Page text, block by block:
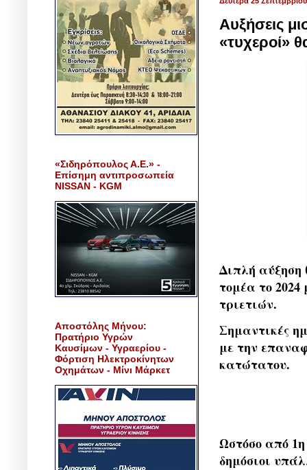
Αυξήσεις
«τυχεροί»
Διπλή αύξηση
τομέα το
τριετιών.
Σημαντικές
με την
κατώτατου.
Ωστόσο από 1η
δημόσιοι
«Σιδηρόπουλος Α.Ε.» -
Επίσημη αντιπροσωπεία
NISSAN - KGM
Αποστόλης Μήνου:
Πρατήριο Υγρών
Καυσίμων - Υγραερίου -
Φόρτιση Ηλεκτροκίνητων
Οχημάτων - Μίνι Μάρκετ